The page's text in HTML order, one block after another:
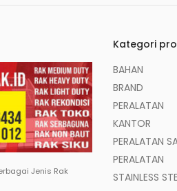
Jenis Rak
Kategori
BAHAN
BRAND
PERALATAN
KANTOR
PERALATAN
PERALATAN
STAINLESS